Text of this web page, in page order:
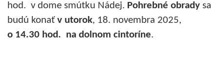
hod. v dome smútku Nádej. Pohrebné obrady sa
budú konať v utorok, 18. novembra 2025,
o 14.30 hod. na dolnom cintoríne.